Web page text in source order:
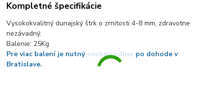
Kompletné špecifikácie
Vysokokvalitný dunajský štrk o zrnitosti 4-8 mm, zdravotne
nezávadný.
Balenie: 25Kg
Pre viac balení je nutný osobný odber po dohode v
Bratislave.